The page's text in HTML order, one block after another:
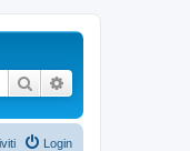
Cerca
Login